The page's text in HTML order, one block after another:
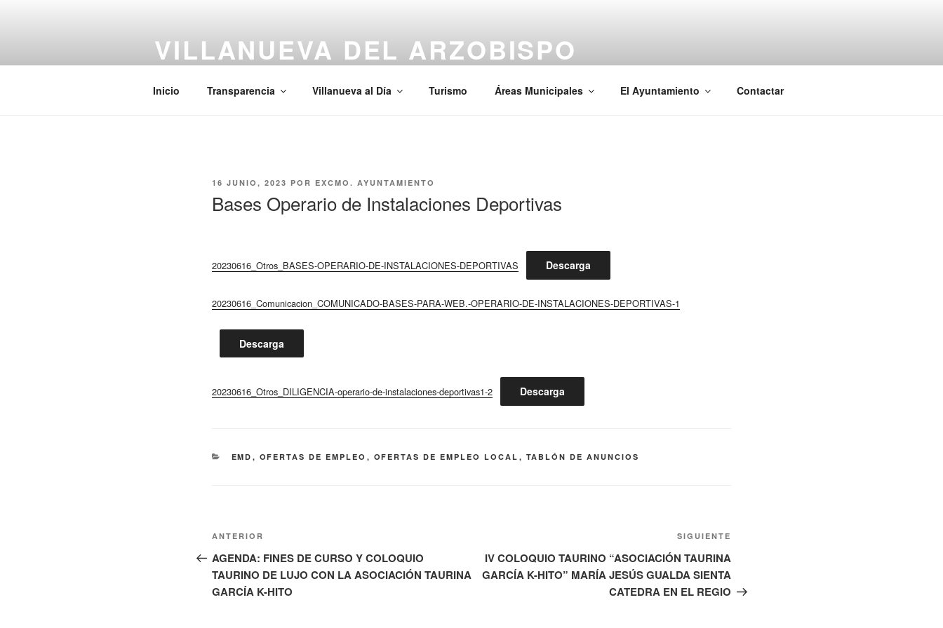
VILLANUEVA DEL ARZOBISPO
Inicio Transparencia Villanueva al Día Turismo Áreas Municipales El Ayuntamiento Contactar
PUBLICADO
16 JUNIO, 2023 POR EXCMO. AYUNTAMIENTO
Bases Operario de Instalaciones Deportivas
20230616_Otros_BASES-OPERARIO-DE-INSTALACIONES-DEPORTIVAS Descarga
20230616_Comunicacion_COMUNICADO-BASES-PARA-WEB.-OPERARIO-DE-INSTALACIONES-DEPORTIVAS-1
Descarga
20230616_Otros_DILIGENCIA-operario-de-instalaciones-deportivas1-2 Descarga
CATEGORÍAS
EMD , OFERTAS DE EMPLEO , OFERTAS DE EMPLEO LOCAL , TABLÓN DE ANUNCIOS
Navegación
de
entradas
Entrada
anterior:
ANTERIOR
AGENDA: FINES DE CURSO Y COLOQUIO
TAURINO DE LUJO CON LA ASOCIACIÓN TAURINA
GARCÍA K-HITO
SIGUIENTE
IV COLOQUIO TAURINO “ASOCIACIÓN TAURINA
GARCÍA K-HITO” MARÍA JESÚS GUALDA SIENTA
CATEDRA EN EL REGIO